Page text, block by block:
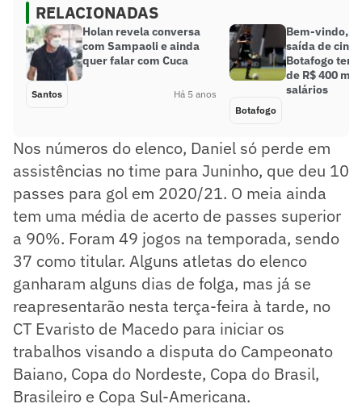
RELACIONADAS
Holan revela conversa
com Sampaoli e ainda
quer falar com Cuca
Santos Há 5 anos
Bem-vindo,
saída de
Botafogo terá
de R$ 400 mil
salários
Botafogo
Nos números do elenco, Daniel só perde em
assistências no time para Juninho, que deu 10
passes para gol em 2020/21. O meia ainda
tem uma média de acerto de passes superior
a 90%. Foram 49 jogos na temporada, sendo
37 como titular. Alguns atletas do elenco
ganharam alguns dias de folga, mas já se
reapresentarão nesta terça-feira à tarde, no
CT Evaristo de Macedo para iniciar os
trabalhos visando a disputa do Campeonato
Baiano, Copa do Nordeste, Copa do Brasil,
Brasileiro e Copa Sul-Americana.